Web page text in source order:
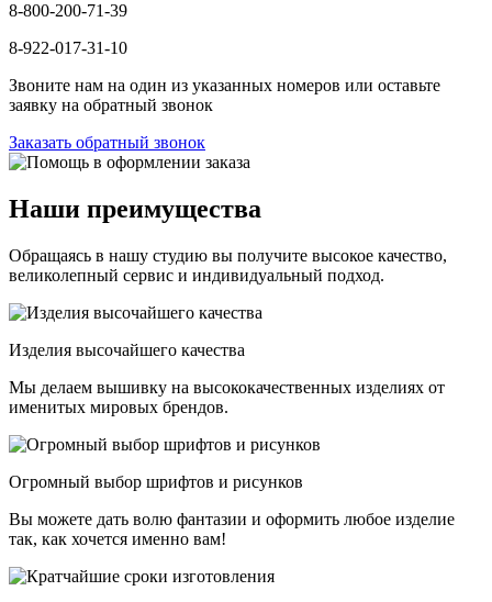
8-800-200-71-39
8-922-017-31-10
Звоните нам на один из указанных номеров или оставьте
заявку на обратный звонок
Заказать обратный звонок
Наши преимущества
Обращаясь в нашу студию вы получите высокое качество,
великолепный сервис и индивидуальный подход.
Изделия высочайшего качества
Мы делаем вышивку на высококачественных изделиях от
именитых мировых брендов.
Огромный выбор шрифтов и рисунков
Вы можете дать волю фантазии и оформить любое изделие
так, как хочется именно вам!